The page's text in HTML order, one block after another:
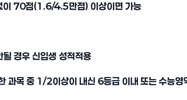
이 70점(1.6/4.5만점) 이상이면 가능
경우 신입생 성적적용
과목 중 1/2이상이 내신 6등급 이내 또는 수능